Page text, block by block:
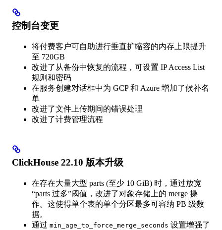
控制台变更
将付费客户可自助进行垂直扩缩容的内存上限提升
至 720GB
改进了从备份中恢复的流程，可设置 IP Access List
规则和密码
在服务创建对话框中为 GCP 和 Azure 增加了候补名
单
改进了文件上传期间的错误处理
改进了计费管理流程
ClickHouse 22.10 版本升级
在存在大量大型 parts (至少 10 GiB) 时，通过放宽
“parts 过多”阈值，改进了对象存储上的 merge 操
作。这使得单个表的单个分区最多可容纳 PB 级数
据。
通过 min_age_to_force_merge_seconds 设置增强了